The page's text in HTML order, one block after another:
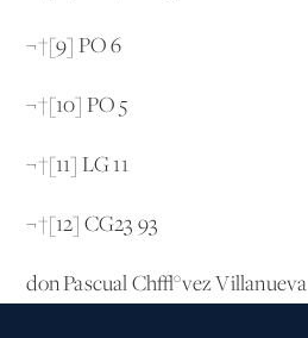
¬†[9] PO 6
¬†[10] PO 5
¬†[11] LG 11
¬†[12] CG23 93
don Pascual Ch√°vez Villanueva